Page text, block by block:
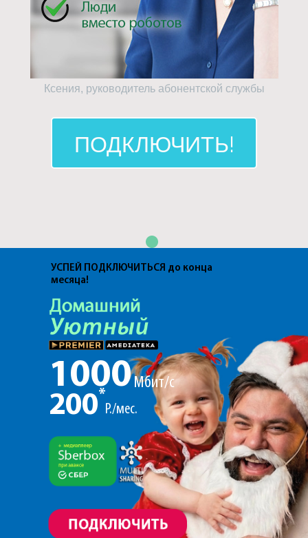
ПОДКЛЮЧИТЬ!
Ксения, руководитель абонентской службы
УСПЕЙ ПОДКЛЮЧИТЬСЯ до конца
месяца!
1000 Мбит/с
200*
Р./мес.